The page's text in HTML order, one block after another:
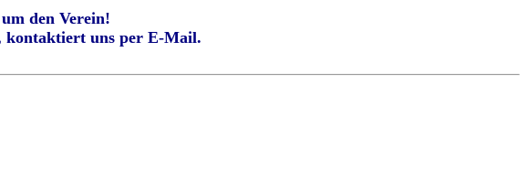
den Verein!
kontaktiert uns per E-Mail.